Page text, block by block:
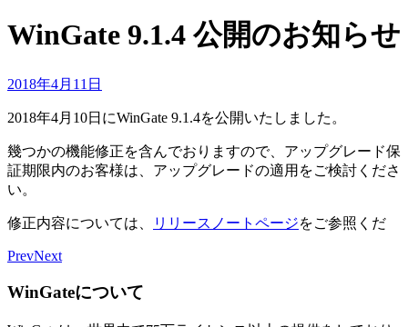
WinGate 9.1.4 公開のお知らせ
2018年4月11日
2018年4月10日にWinGate 9.1.4を公開いたしました。
幾つかの機能修正を含んでおりますので、アップグレード保
証期限内のお客様は、アップグレードの適用をご検討くださ
い。
修正内容については、 リリースノートページをご参照くだ
PrevNext
WinGateについて